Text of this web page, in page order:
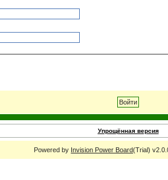
Упрощённая версия
Powered by Invision Power Board(Trial)